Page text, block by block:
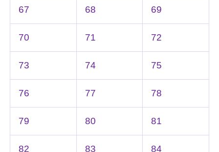
67 68 69
70 71 72
73 74 75
76 77 78
79 80 81
82 83 84